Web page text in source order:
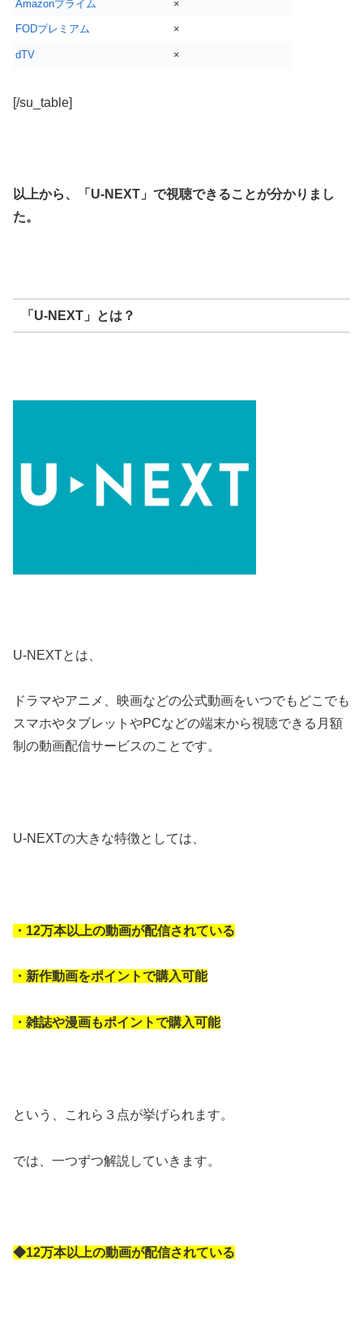
Amazonプライム ×
FODプレミアム ×
dTV ×
[/su_table]
以上から、「U-NEXT」で視聴できることが分かりまし
た。
「U-NEXT」とは？
U-NEXTとは、
ドラマやアニメ、映画などの公式動画をいつでもどこでも
スマホやタブレットやPCなどの端末から視聴できる月額
制の動画配信サービスのことです。
U-NEXTの大きな特徴としては、
・12万本以上の動画が配信されている
・新作動画をポイントで購入可能
・雑誌や漫画もポイントで購入可能
という、これら３点が挙げられます。
では、一つずつ解説していきます。
◆12万本以上の動画が配信されている